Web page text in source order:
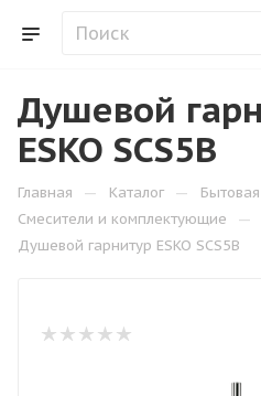
Душевой
ESKO SCS5В
Главная — Каталог —
Смесители и комплектующие —
Душевой гарнитур ESKO SCS5В